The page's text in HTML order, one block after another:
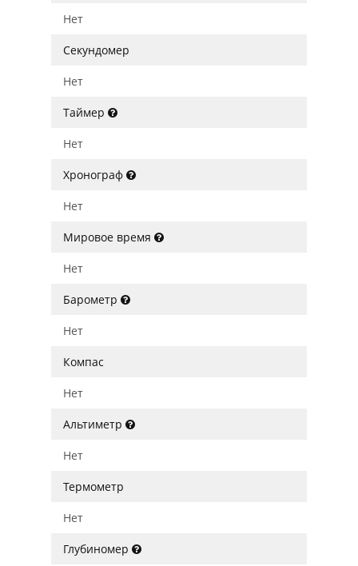
Нет
Секундомер
Нет
Таймер
Нет
Хронограф
Нет
Мировое время
Нет
Барометр
Нет
Компас
Нет
Альтиметр
Нет
Термометр
Нет
Глубиномер